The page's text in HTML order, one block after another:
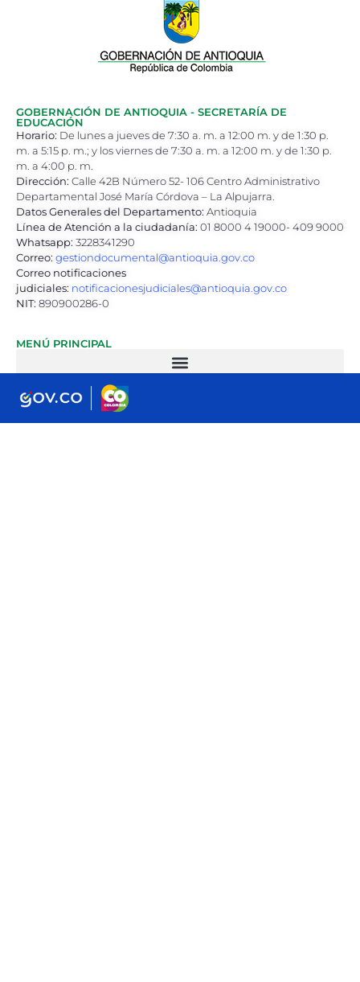
GOBERNACIÓN DE ANTIOQUIA - SECRETARÍA DE
EDUCACIÓN
Horario: De lunes a jueves de 7:30 a. m. a 12:00 m. y de 1:30 p.
m. a 5:15 p. m.; y los viernes de 7:30 a. m. a 12:00 m. y de 1:30 p.
m. a 4:00 p. m.
Dirección: Calle 42B Número 52- 106 Centro Administrativo
Departamental José María Córdova – La Alpujarra.
Datos Generales del Departamento: Antioquia
Línea de Atención a la ciudadanía: 01 8000 4 19000- 409 9000
Whatsapp: 3228341290
Correo: gestiondocumental@antioquia.gov.co
Correo notificaciones
judiciales: notificacionesjudiciales@antioquia.gov.co
NIT: 890900286-0
MENÚ PRINCIPAL